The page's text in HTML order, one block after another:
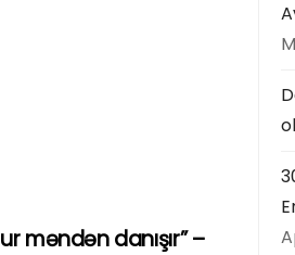
məndən danışır” –